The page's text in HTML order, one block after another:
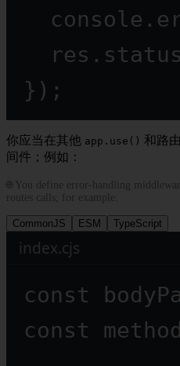
console.
res. status
});
你应当在其他 app.use() 和路
间件；例如：
🌐 You define error-handling
routes calls; for example:
CommonJS ESM TypeScript
index.cjs
const
const